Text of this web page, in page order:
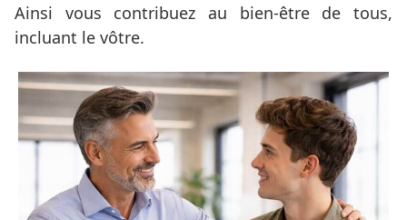
Ainsi vous contribuez au bien-être de tous,
incluant le vôtre.